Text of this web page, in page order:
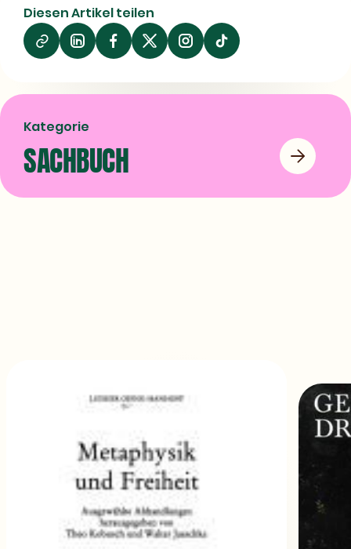
Diesen Artikel teilen
Auf
LinkedIn
Auf
Facebook
teilen
Auf
X
teilen
Kategorie
SACHBUCH